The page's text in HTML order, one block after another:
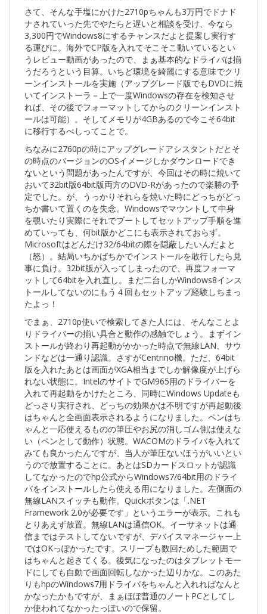
さて、そんな手塩にかけた2710pちゃんも3万円でドナド
ナされていった先でやたらと遅いと相談を受け、今なら
3,300円でWindows8にするチャンスだよと提案し実行す
る運びに。海外でCP版を入れてそこそこ動いているとい
うレビュー動画があったので、まぁ基本的なドライバは揃
うだろうという目算。いちど環境を綺麗にする意味でクリ
ーンインストールを実施（アップグレード版でもDVDに焼
いてインストーラ－上で一度Windowsの存在を検知させ
れば、その後でフォーマットしてからのクリーンインスト
ールは可能）。そしてメモリが4GBあるので今こそ64bit
に移行するべしってことで。
ちなみに2760pの時にアップグレードアシスタントだとそ
の時点のバージョンのOSイメージしかダウンロードでき
ないという問題があったんですが、今回はその時に焼いて
おいて32bit版64bit版両方のDVD-Rがあったので楽勝の予
定でした。が、うっかりそれらを焼いた時にどっちがどっ
ちか書いて置くのを失念。Windowsでマウントして中身
を覗いたり実際にそれでブートしてセットアップ手順を進
めていっても、何bit版かどこにも表示されておらず。
Microsoftはどんだけ32/64bitの際を隠蔽したいんだよと
（怒）。結局いちかばちかでインストールを敢行したら見
事に負け。32bit版が入ってしまったので、再度フォーマ
ットして64bitを入れ直し。まだ二台しかWindows8インス
トールしてないのにもう４回もセットアップ経験しちまっ
たよっ！
でまぁ、2710p使いで検索してきた人には、そんなことよ
りドライバーの揃い具合と動作の感触でしょう。まずイン
ストールが終わり再起動がかかった時点で無線LAN、サウ
ンドなどは一通り認識。さすがCentrino機。ただ、64bit
版を入れたあとは画面がXGA相当までしか解像度が上げら
れない状態に。IntelのサイトでGM965用のドライバーを
入れて再起動をかけたところ、同時にWindows Updateも
どっさり実行され、どっちの効果かは不明ですが再起動後
はちゃんと全画面表示されるようになりました。ペンはち
ゃんと一応使えるものの筆圧やお尻の消しゴム側は使えな
い（ペンとして動作）状態。WACOMのドライバを入れて
みても良かったんですが、当人が筆圧ないほうがいいとい
うので放置することに。あとはSDカードスロットが認識
してなかったのでhp公式からWindows7/64bit用のドライ
バをインストールしたら使える用になりました。左側面の
無線LANスイッチも動作。Quickボタンは「.NET
Framework 2.0が必要です」というエラーが表示。これも
とりあえず放置。無線LANは通信OK。イーサネットは通
信まではテストしてないですが、デバイスマネージャー上
ではOKっぽかったです。スリープも数回ためした範囲で
はちゃんと起きてくる。後気になったのはタブレットモー
ドにしても自動で画面回転しなかった辺りかな。このあた
りもhpのWindows7用ドライバをちゃんと入れればなんと
かなったかもですが、まぁほぼ普通のノートPCとしてし
か使われてなかったっぽいので保留。